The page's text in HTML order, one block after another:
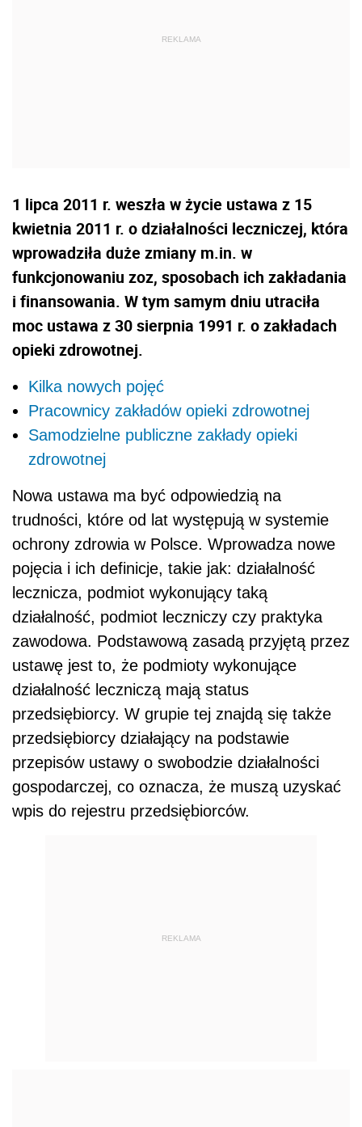
1 lipca 2011 r. weszła w życie ustawa z 15
kwietnia 2011 r. o działalności leczniczej, która
wprowadziła duże zmiany m.in. w
funkcjonowaniu zoz, sposobach ich zakładania
i finansowania. W tym samym dniu utraciła
moc ustawa z 30 sierpnia 1991 r. o zakładach
opieki zdrowotnej.
Kilka nowych pojęć
Pracownicy zakładów opieki zdrowotnej
Samodzielne publiczne zakłady opieki
zdrowotnej
Nowa ustawa ma być odpowiedzią na
trudności, które od lat występują w systemie
ochrony zdrowia w Polsce. Wprowadza nowe
pojęcia i ich definicje, takie jak: działalność
lecznicza, podmiot wykonujący taką
działalność, podmiot leczniczy czy praktyka
zawodowa. Podstawową zasadą przyjętą przez
ustawę jest to, że podmioty wykonujące
działalność leczniczą mają status
przedsiębiorcy. W grupie tej znajdą się także
przedsiębiorcy działający na podstawie
przepisów ustawy o swobodzie działalności
gospodarczej, co oznacza, że muszą uzyskać
wpis do rejestru przedsiębiorców.
REKLAMA